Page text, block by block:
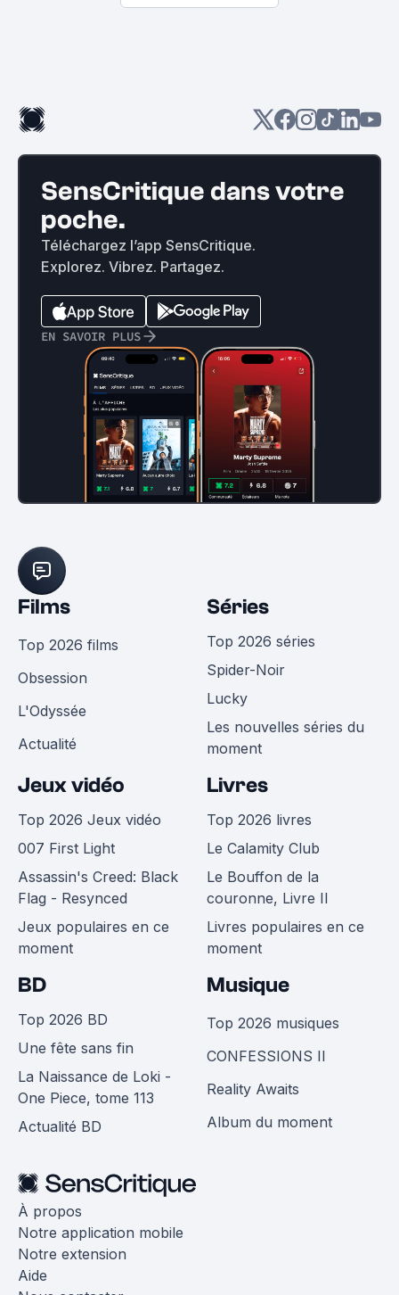
SensCritique dans votre
poche.
Téléchargez l’app SensCritique.
Explorez. Vibrez. Partagez.
EN SAVOIR PLUS
Films
Top 2026 films
Obsession
L'Odyssée
Actualité
Séries
Top 2026 séries
Spider-Noir
Lucky
Les nouvelles séries du
moment
Jeux vidéo
Top 2026 Jeux vidéo
007 First Light
Assassin's Creed: Black
Flag - Resynced
Jeux populaires en ce
moment
Livres
Top 2026 livres
Le Calamity Club
Le Bouffon de la
couronne, Livre II
Livres populaires en ce
moment
BD
Top 2026 BD
Une fête sans fin
La Naissance de Loki -
One Piece, tome 113
Actualité BD
Musique
Top 2026 musiques
CONFESSIONS II
Reality Awaits
Album du moment
À propos
Notre application mobile
Notre extension
Aide